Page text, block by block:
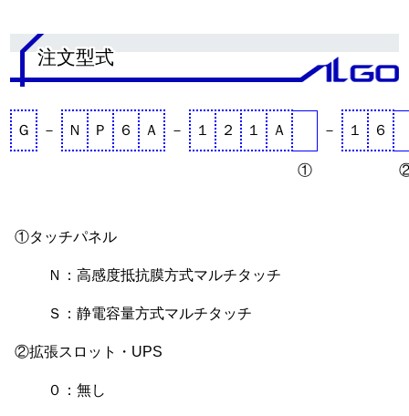
注文型式
Ｇ － Ｎ Ｐ ６ Ａ － １ ２ １ Ａ － １ ６
①
①タッチパネル
Ｎ：高感度抵抗膜方式マルチタッチ
Ｓ：静電容量方式マルチタッチ
②拡張スロット・UPS
０：無し